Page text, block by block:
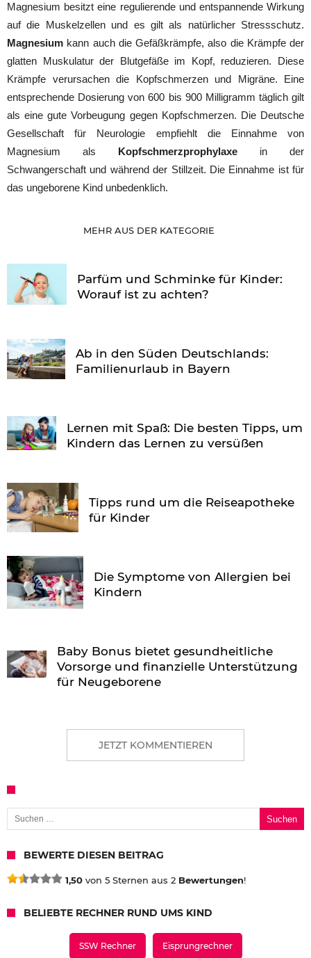
Magnesium besitzt eine regulierende und entspannende Wirkung
auf die Muskelzellen und es gilt als natürlicher Stressschutz.
Magnesium kann auch die Gefäßkrämpfe, also die Krämpfe der
glatten Muskulatur der Blutgefäße im Kopf, reduzieren. Diese
Krämpfe verursachen die Kopfschmerzen und Migräne. Eine
entsprechende Dosierung von 600 bis 900 Milligramm täglich gilt
als eine gute Vorbeugung gegen Kopfschmerzen. Die Deutsche
Gesellschaft für Neurologie empfiehlt die Einnahme von
Magnesium als Kopfschmerzprophylaxe in der
Schwangerschaft und während der Stillzeit. Die Einnahme ist für
das ungeborene Kind unbedenklich.
MEHR AUS DER KATEGORIE
Parfüm und Schminke für Kinder:
Worauf ist zu achten?
Ab in den Süden Deutschlands:
Familienurlaub in Bayern
Lernen mit Spaß: Die besten Tipps, um
Kindern das Lernen zu versüßen
Tipps rund um die Reiseapotheke
für Kinder
Die Symptome von Allergien bei
Kindern
Baby Bonus bietet gesundheitliche
Vorsorge und finanzielle Unterstützung
für Neugeborene
JETZT KOMMENTIEREN
Suchen nach:
BEWERTE DIESEN BEITRAG
1,50 von 5 Sternen aus 2 Bewertungen!
BELIEBTE RECHNER RUND UMS KIND
SSW Rechner Eisprungrechner